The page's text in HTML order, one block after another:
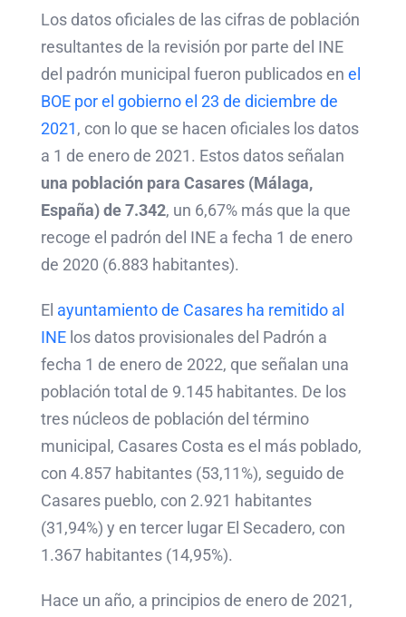
Los datos oficiales de las cifras de población
resultantes de la revisión por parte del INE
del padrón municipal fueron publicados en el
BOE por el gobierno el 23 de diciembre de
2021, con lo que se hacen oficiales los datos
a 1 de enero de 2021. Estos datos señalan
una población para Casares (Málaga,
España) de 7.342, un 6,67% más que la que
recoge el padrón del INE a fecha 1 de enero
de 2020 (6.883 habitantes).
El ayuntamiento de Casares ha remitido al
INElos datos provisionales del Padrón a
fecha 1 de enero de 2022, que señalan una
población total de 9.145 habitantes. De los
tres núcleos de población del término
municipal, Casares Costa es el más poblado,
con 4.857 habitantes (53,11%), seguido de
Casares pueblo, con 2.921 habitantes
(31,94%) y en tercer lugar El Secadero, con
1.367 habitantes (14,95%).
Hace un año, a principios de enero de 2021,